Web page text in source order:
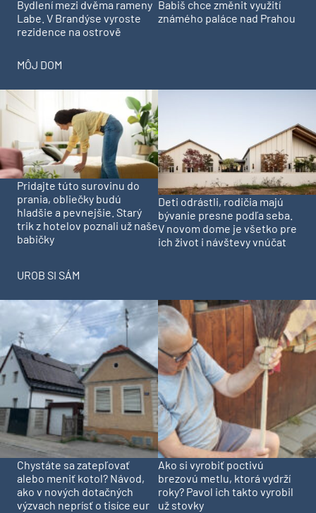
Bydlení mezi dvěma rameny
Labe. V Brandýse vyroste
rezidence na ostrově
Babiš chce změnit využití
známého paláce nad Prahou
MÔJ DOM
Pridajte túto surovinu do
prania, obliečky budú
hladšie a pevnejšie. Starý
trik z hotelov poznali už naše
babičky
Deti odrástli, rodičia majú
bývanie presne podľa seba.
V novom dome je všetko pre
ich život i návštevy vnúčat
UROB SI SÁM
Chystáte sa zatepľovať
alebo meniť kotol? Návod,
ako v nových dotačných
výzvach neprísť o tisíce eur
Ako si vyrobiť poctivú
brezovú metlu, ktorá vydrží
roky? Pavol ich takto vyrobil
už stovky